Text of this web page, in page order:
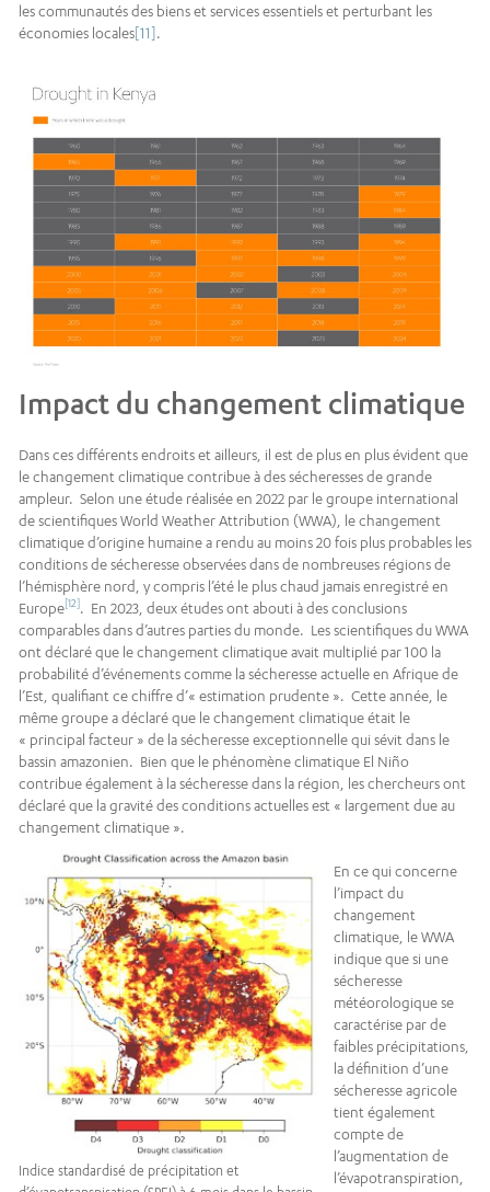
les communautés des biens et services essentiels et perturbant les
économies locales[11].
Impact du changement climatique
Dans ces différents endroits et ailleurs, il est de plus en plus évident que
le changement climatique contribue à des sécheresses de grande
ampleur. Selon une étude réalisée en 2022 par le groupe international
de scientifiques World Weather Attribution (WWA), le changement
climatique d’origine humaine a rendu au moins 20 fois plus probables les
conditions de sécheresse observées dans de nombreuses régions de
l’hémisphère nord, y compris l’été le plus chaud jamais enregistré en
Europe[12]. En 2023, deux études ont abouti à des conclusions
comparables dans d’autres parties du monde. Les scientifiques du WWA
ont déclaré que le changement climatique avait multiplié par 100 la
probabilité d’événements comme la sécheresse actuelle en Afrique de
l’Est, qualifiant ce chiffre d’« estimation prudente ». Cette année, le
même groupe a déclaré que le changement climatique était le
« principal facteur » de la sécheresse exceptionnelle qui sévit dans le
bassin amazonien. Bien que le phénomène climatique El Niño
contribue également à la sécheresse dans la région, les chercheurs ont
déclaré que la gravité des conditions actuelles est « largement due au
changement climatique ».
Indice standardisé de précipitation et
En ce qui concerne
l’impact du
changement
climatique, le WWA
indique que si une
sécheresse
météorologique se
caractérise par de
faibles précipitations,
la définition d’une
sécheresse agricole
tient également
compte de
l’augmentation de
l’évapotranspiration,